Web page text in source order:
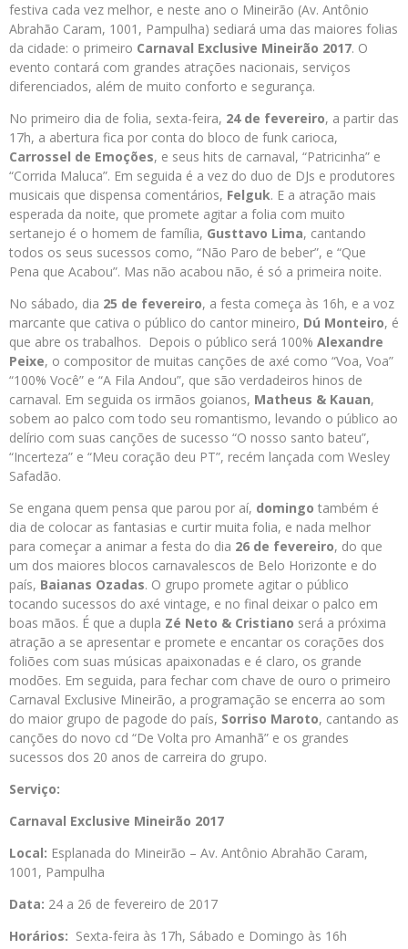
festiva cada vez melhor, e neste ano o Mineirão (Av. Antônio
Abrahão Caram, 1001, Pampulha) sediará uma das maiores folias
da cidade: o primeiro Carnaval Exclusive Mineirão 2017. O
evento contará com grandes atrações nacionais, serviços
diferenciados, além de muito conforto e segurança.
No primeiro dia de folia, sexta-feira, 24 de fevereiro, a partir das
17h, a abertura fica por conta do bloco de funk carioca,
Carrossel de Emoções, e seus hits de carnaval, “Patricinha” e
“Corrida Maluca”. Em seguida é a vez do duo de DJs e produtores
musicais que dispensa comentários, Felguk. E a atração mais
esperada da noite, que promete agitar a folia com muito
sertanejo é o homem de família, Gusttavo Lima, cantando
todos os seus sucessos como, “Não Paro de beber”, e “Que
Pena que Acabou”. Mas não acabou não, é só a primeira noite.
No sábado, dia 25 de fevereiro, a festa começa às 16h, e a voz
marcante que cativa o público do cantor mineiro, Dú Monteiro, é
que abre os trabalhos. Depois o público será 100% Alexandre
Peixe, o compositor de muitas canções de axé como “Voa, Voa”
“100% Você” e “A Fila Andou”, que são verdadeiros hinos de
carnaval. Em seguida os irmãos goianos, Matheus & Kauan,
sobem ao palco com todo seu romantismo, levando o público ao
delírio com suas canções de sucesso “O nosso santo bateu”,
“Incerteza” e “Meu coração deu PT”, recém lançada com Wesley
Safadão.
Se engana quem pensa que parou por aí, domingo também é
dia de colocar as fantasias e curtir muita folia, e nada melhor
para começar a animar a festa do dia 26 de fevereiro, do que
um dos maiores blocos carnavalescos de Belo Horizonte e do
país, Baianas Ozadas. O grupo promete agitar o público
tocando sucessos do axé vintage, e no final deixar o palco em
boas mãos. É que a dupla Zé Neto & Cristiano será a próxima
atração a se apresentar e promete e encantar os corações dos
foliões com suas músicas apaixonadas e é claro, os grande
modões. Em seguida, para fechar com chave de ouro o primeiro
Carnaval Exclusive Mineirão, a programação se encerra ao som
do maior grupo de pagode do país, Sorriso Maroto, cantando as
canções do novo cd “De Volta pro Amanhã” e os grandes
sucessos dos 20 anos de carreira do grupo.
Serviço:
Carnaval Exclusive Mineirão 2017
Local: Esplanada do Mineirão – Av. Antônio Abrahão Caram,
1001, Pampulha
Data: 24 a 26 de fevereiro de 2017
Horários: Sexta-feira às 17h, Sábado e Domingo às 16h